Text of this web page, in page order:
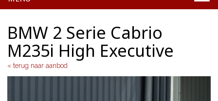
BMW 2 Serie Cabrio
M235i High Executive
« terug naar aanbod